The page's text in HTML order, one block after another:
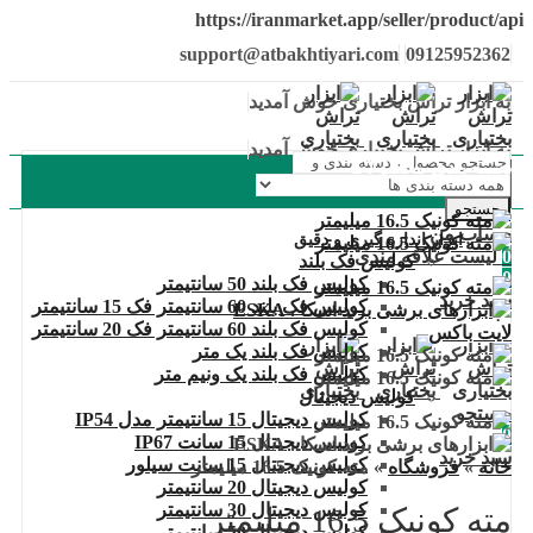
https://iranmarket.app/seller/product/api
support@atbakhtiyari.com 09125952362
به ابزار تراش بختیاری خوش آمدید
به ابزار تراش بختیاری خوش آمدید
جستجو
حساب من
0 لیست علاقه مندی
0
سبد خرید
منو
جستجو
0
سبد خرید
دسته بندی محصولات
ابزار اندازه گیری و دقیق
کولیس فک بلند
کولیس فک بلند 50 سانتیمتر
کولیس فک بلند 60 سانتیمتر فک 15 سانتیمتر
کولیس فک بلند 60 سانتیمتر فک 20 سانتیمتر
کولیس فک بلند یک متر
کولیس فک بلند یک ونیم متر
کولیس دیجیتال
کولیس دیجیتال 15 سانتیمتر مدل IP54
کولیس دیجیتال 15 سانت IP67
کولیس دیجیتال 15 سانت سیلور
کولیس دیجیتال 20 سانتیمتر
کولیس دیجیتال 30 سانتیمتر
لایت باکس
خانه»فروشگاه» مته کونیک 16.5 میلیمتر
مته کونیک 16.5 میلیمتر